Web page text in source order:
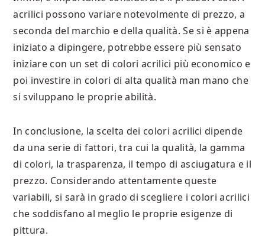
acrilici possono variare notevolmente di prezzo, a
seconda del marchio e della qualità. Se si è appena
iniziato a dipingere, potrebbe essere più sensato
iniziare con un set di colori acrilici più economico e
poi investire in colori di alta qualità man mano che
si sviluppano le proprie abilità.
In conclusione, la scelta dei colori acrilici dipende
da una serie di fattori, tra cui la qualità, la gamma
di colori, la trasparenza, il tempo di asciugatura e il
prezzo. Considerando attentamente queste
variabili, si sarà in grado di scegliere i colori acrilici
che soddisfano al meglio le proprie esigenze di
pittura.